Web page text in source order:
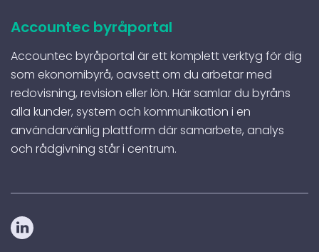
Accountec byråportal
Accountec byråportal är ett komplett verktyg för dig
som ekonomibyrå, oavsett om du arbetar med
redovisning, revision eller lön. Här samlar du byråns
alla kunder, system och kommunikation i en
användarvänlig plattform där samarbete, analys
och rådgivning står i centrum.